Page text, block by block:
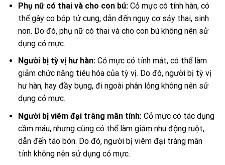
Phụ nữ có thai và cho con bú:Cỏ mực có tính hàn, có
thể gây co bóp tử cung, dẫn đến nguy cơ sảy thai, sinh
non. Do đó, phụ nữ có thai và cho con bú không nên sử
dụng cỏ mực.
Người bị tỳ vị hư hàn:Cỏ mực có tính mát, có thể làm
giảm chức năng tiêu hóa của tỳ vị. Do đó, người bị tỳ vị
hư hàn, hay đầy bụng, đi ngoài phân lỏng không nên sử
dụng cỏ mực.
Người bị viêm đại tràng mãn tính:Cỏ mực có tác dụng
cầm máu, nhưng cũng có thể làm giảm nhu động ruột,
dẫn đến táo bón. Do đó, người bị viêm đại tràng mãn
tính không nên sử dụng cỏ mực.